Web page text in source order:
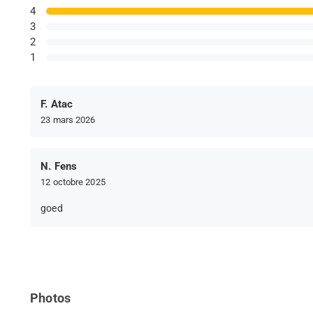
4
3
2
1
F. Atac
23 mars 2026
N. Fens
12 octobre 2025
goed
Photos